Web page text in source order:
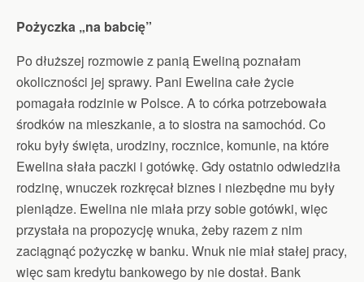
Pożyczka „na babcię”
Po dłuższej rozmowie z panią Eweliną poznałam
okoliczności jej sprawy. Pani Ewelina całe życie
pomagała rodzinie w Polsce. A to córka potrzebowała
środków na mieszkanie, a to siostra na samochód. Co
roku były święta, urodziny, rocznice, komunie, na które
Ewelina słała paczki i gotówkę. Gdy ostatnio odwiedziła
rodzinę, wnuczek rozkręcał biznes i niezbędne mu były
pieniądze. Ewelina nie miała przy sobie gotówki, więc
przystała na propozycję wnuka, żeby razem z nim
zaciągnąć pożyczkę w banku. Wnuk nie miał stałej pracy,
więc sam kredytu bankowego by nie dostał. Bank